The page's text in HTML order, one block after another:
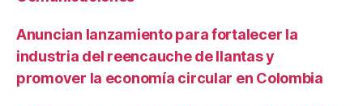
Anuncian lanzamiento para fortalecer la
industria del reencauche de llantas y
promover la economía circular en Colombia